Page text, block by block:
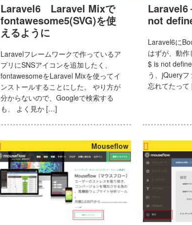
Laravel6 Laravel Mixで
fontawesome5(SVG)を使
えるように
Laravelフレームワークで作っているア
プリにSNSアイコンを追加したく、
fontawesomeをLaravel Mixを使ってイ
ンストールすることにした。 やり方が
分からないので、Googleで検索する
も、 よく見か […]
Laravel6
not
Laravel6に
はずが、動
$ is not
う、jQuery
忘れてたっ
Mouseflow